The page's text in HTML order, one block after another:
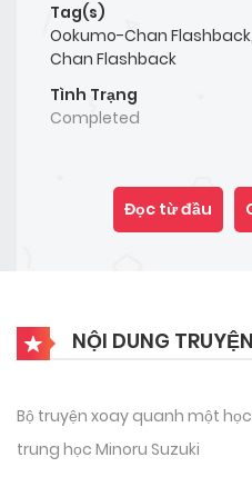
Tag(s)
Ookumo-Chan Flashback,
Chan Flashback
Tình Trạng
Completed
Đọc từ đầu
NỘI DUNG TRUYỆN
Bộ truyện xoay quanh một
trung học Minoru Suzuki